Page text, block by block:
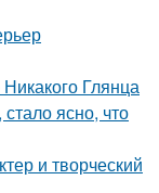
Никакого Глянца
ясно, что
и творческий